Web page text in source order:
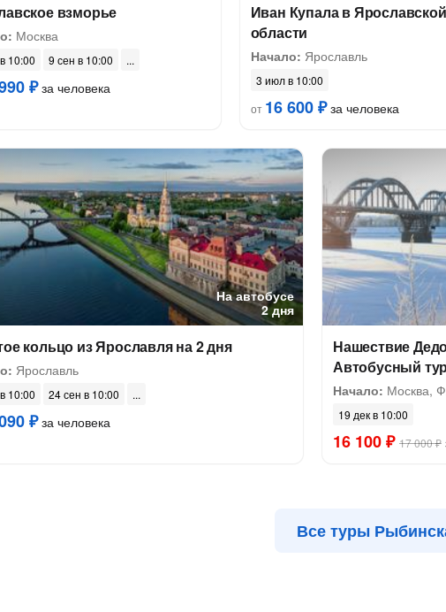
взморье
Москва
10:00
9 сен в 10:00
₽за человека
Иван Купала в Ярославской
области
Начало: Ярославль
3 июл в 10:00
от 16 600 ₽за человека
На автобусе
2 дня
кольцо из Ярославля на 2 дня
Ярославль
10:00
24 сен в 10:00
₽за человека
Нашествие
Автобусный
Начало: Москва,
19 дек в 10:00
16 100 ₽ 17 000 ₽
Все туры